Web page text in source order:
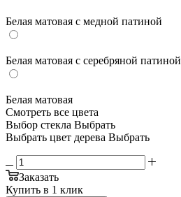
Белая матовая с медной патиной
Белая матовая с серебряной патиной
Белая матовая
Смотреть все цвета
Выбор стекла Выбрать
Выбрать цвет дерева Выбрать
Заказать
Купить в 1 клик